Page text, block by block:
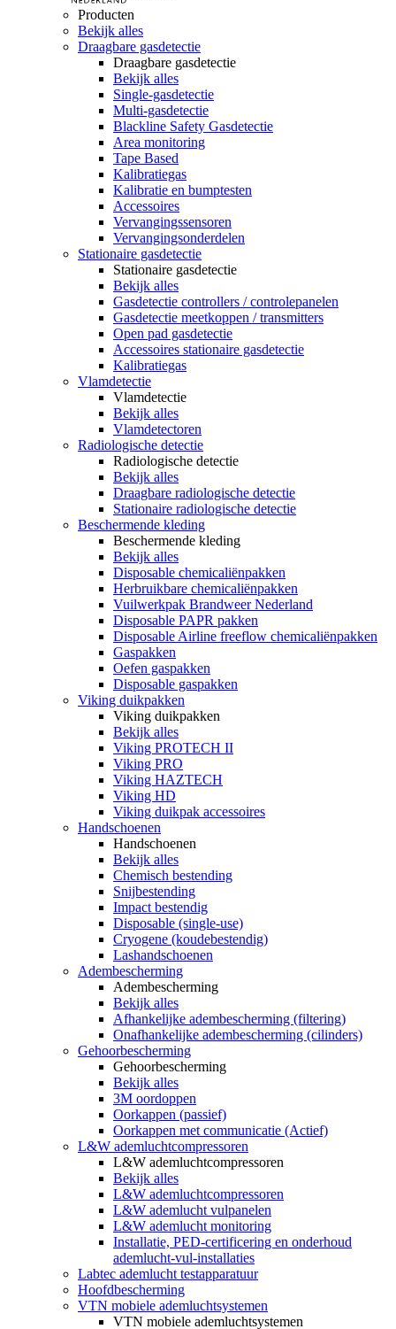
Producten
Bekijk alles
Draagbare gasdetectie
Draagbare gasdetectie
Bekijk alles
Single-gasdetectie
Multi-gasdetectie
Blackline Safety Gasdetectie
Area monitoring
Tape Based
Kalibratiegas
Kalibratie en bumptesten
Accessoires
Vervangingssensoren
Vervangingsonderdelen
Stationaire gasdetectie
Stationaire gasdetectie
Bekijk alles
Gasdetectie controllers / controlepanelen
Gasdetectie meetkoppen / transmitters
Open pad gasdetectie
Accessoires stationaire gasdetectie
Kalibratiegas
Vlamdetectie
Vlamdetectie
Bekijk alles
Vlamdetectoren
Radiologische detectie
Radiologische detectie
Bekijk alles
Draagbare radiologische detectie
Stationaire radiologische detectie
Beschermende kleding
Beschermende kleding
Bekijk alles
Disposable chemicaliënpakken
Herbruikbare chemicaliënpakken
Vuilwerkpak Brandweer Nederland
Disposable PAPR pakken
Disposable Airline freeflow chemicaliënpakken
Gaspakken
Oefen gaspakken
Disposable gaspakken
Viking duikpakken
Viking duikpakken
Bekijk alles
Viking PROTECH II
Viking PRO
Viking HAZTECH
Viking HD
Viking duikpak accessoires
Handschoenen
Handschoenen
Bekijk alles
Chemisch bestending
Snijbestending
Impact bestendig
Disposable (single-use)
Cryogene (koudebestendig)
Lashandschoenen
Adembescherming
Adembescherming
Bekijk alles
Afhankelijke adembescherming (filtering)
Onafhankelijke adembescherming (cilinders)
Gehoorbescherming
Gehoorbescherming
Bekijk alles
3M oordoppen
Oorkappen (passief)
Oorkappen met communicatie (Actief)
L&W ademluchtcompressoren
L&W ademluchtcompressoren
Bekijk alles
L&W ademluchtcompressoren
L&W ademlucht vulpanelen
L&W ademlucht monitoring
Installatie, PED-certificering en onderhoud
ademlucht-vul-installaties
Labtec ademlucht testapparatuur
Hoofdbescherming
VTN mobiele ademluchtsystemen
VTN mobiele ademluchtsystemen